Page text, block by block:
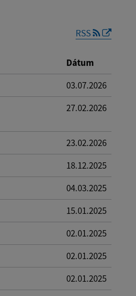
RSS
Dátum
03.07.2026
27.02.2026
23.02.2026
18.12.2025
04.03.2025
15.01.2025
02.01.2025
02.01.2025
02.01.2025